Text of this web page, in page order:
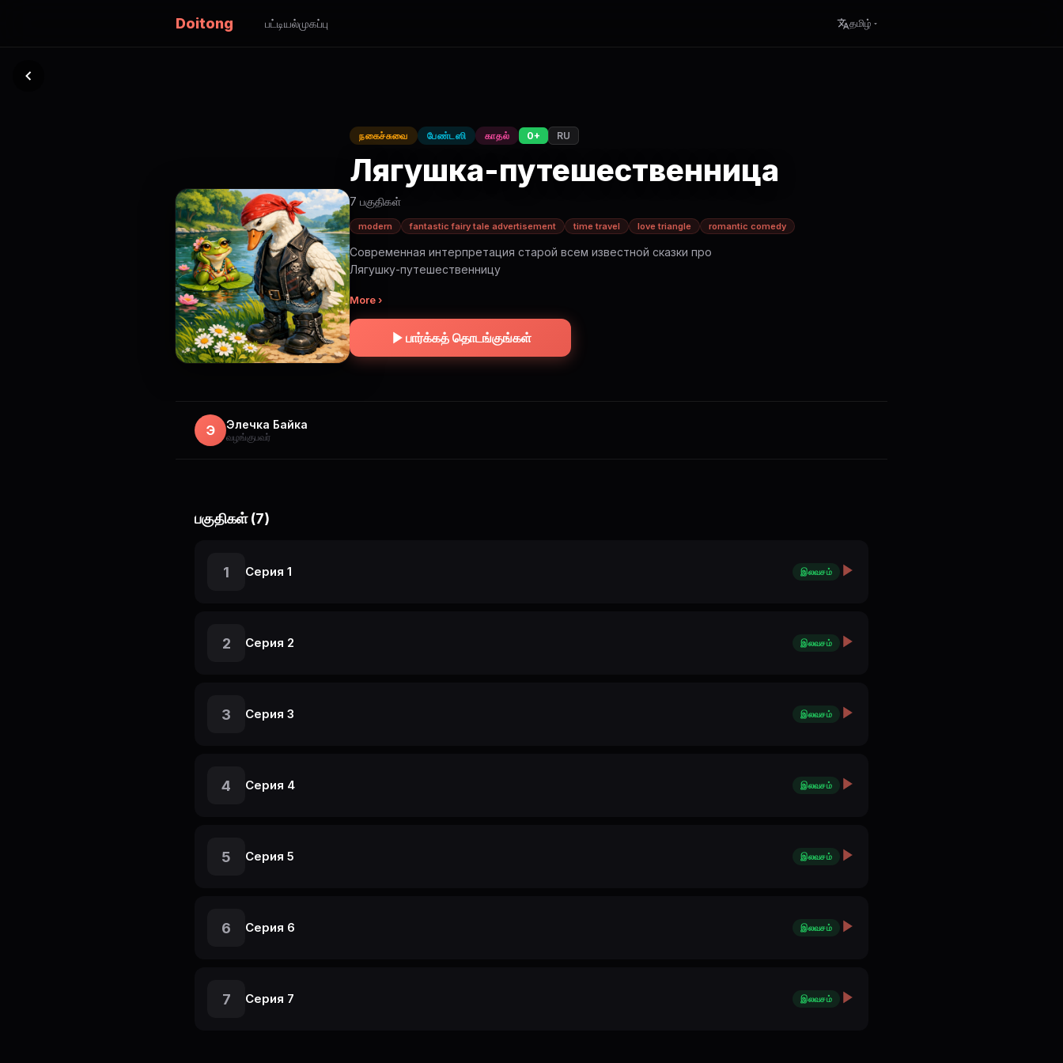
Doitong பட்டியல்முகப்பு தமிழ்
நகைச்சுவை பேண்டஸி காதல் 0+ RU
Лягушка-путешественница
7 பகுதிகள்
modern fantastic fairy tale advertisement time travel love triangle romantic comedy
Современная интерпретация старой всем известной сказки про
Лягушку-путешественницу
More ›
பார்க்கத் தொடங்குங்கள்
Э Элечка Байка
வழங்குபவர்
பகுதிகள் (7)
1 Серия 1 இலவசம்
2 Серия 2 இலவசம்
3 Серия 3 இலவசம்
4 Серия 4 இலவசம்
5 Серия 5 இலவசம்
6 Серия 6 இலவசம்
7 Серия 7 இலவசம்